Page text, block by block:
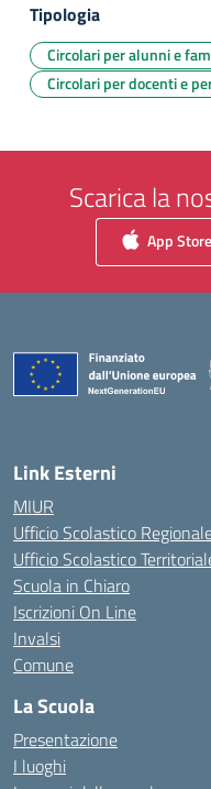
Tipologia
Circolari per alunni e
Circolari per docenti e
Scarica la
App Store
Link Esterni
MIUR
Ufficio Scolastico
Ufficio Scolastico
Scuola in Chiaro
Iscrizioni On Line
Invalsi
Comune
La Scuola
Presentazione
I luoghi